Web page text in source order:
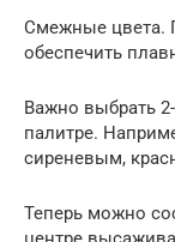
Смежные цвета.
обеспечить
Важно выбрать
палитре.
сиреневым,
Теперь можно